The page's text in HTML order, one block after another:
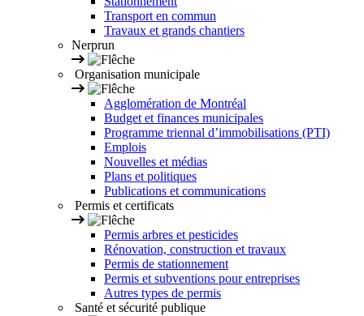
Transport en commun
Travaux et grands chantiers
Nerprun
Organisation municipale
Agglomération de Montréal
Budget et finances municipales
Programme triennal d’immobilisations (PTI)
Emplois
Nouvelles et médias
Plans et politiques
Publications et communications
Permis et certificats
Permis arbres et pesticides
Rénovation, construction et travaux
Permis de stationnement
Permis et subventions pour entreprises
Autres types de permis
Santé et sécurité publique